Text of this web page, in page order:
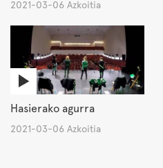
2021-03-06 Azkoitia
Hasierako agurra
2021-03-06 Azkoitia